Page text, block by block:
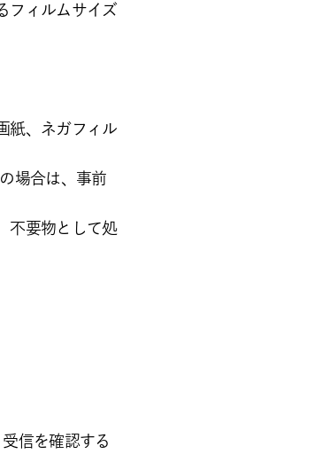
フィルムサイズ
紙、ネガフィル
場合は、事前
不要物として処
信を確認する